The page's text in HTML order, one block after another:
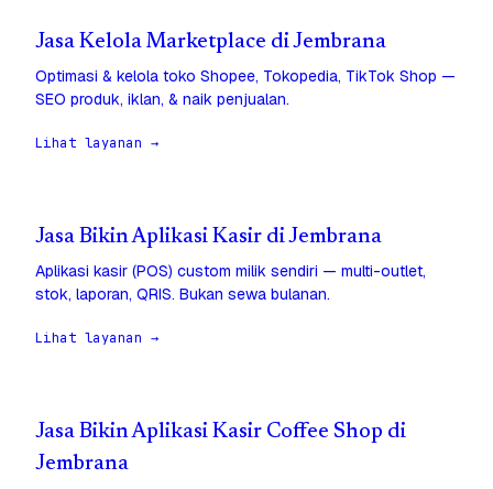
Jasa Kelola Marketplace di Jembrana
Optimasi & kelola toko Shopee, Tokopedia, TikTok Shop —
SEO produk, iklan, & naik penjualan.
Lihat layanan →
Jasa Bikin Aplikasi Kasir di Jembrana
Aplikasi kasir (POS) custom milik sendiri — multi-outlet,
stok, laporan, QRIS. Bukan sewa bulanan.
Lihat layanan →
Jasa Bikin Aplikasi Kasir Coffee Shop di
Jembrana